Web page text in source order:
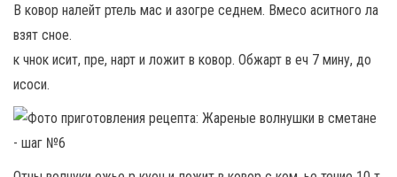
В ковор налейт ртель мас и азогре седнем. Вмесо аситного ла
взят сное.
к чнок исит, пре, нарт и ложит в ковор. Обжарт в еч 7 мину, до
исоси.